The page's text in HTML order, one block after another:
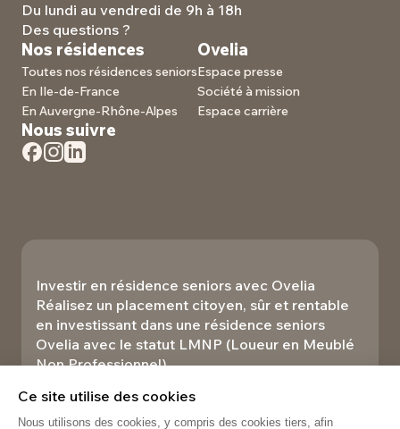
Ce site utilise des cookies
Nous utilisons des cookies, y compris des cookies tiers, afin
Du lundi au vendredi de 9h à 18h
Des questions ?
Nos résidences
Toutes nos résidences seniors
En Ile-de-France
En Auvergne-Rhône-Alpes
Ovelia
Espace presse
Société à mission
Espace carrière
Nous suivre
Investir en résidence seniors avec Ovelia
Réalisez un placement citoyen, sûr et rentable
en investissant dans une résidence seniors
Ovelia avec le statut LMNP (Loueur en Meublé
Non Professionnel).​